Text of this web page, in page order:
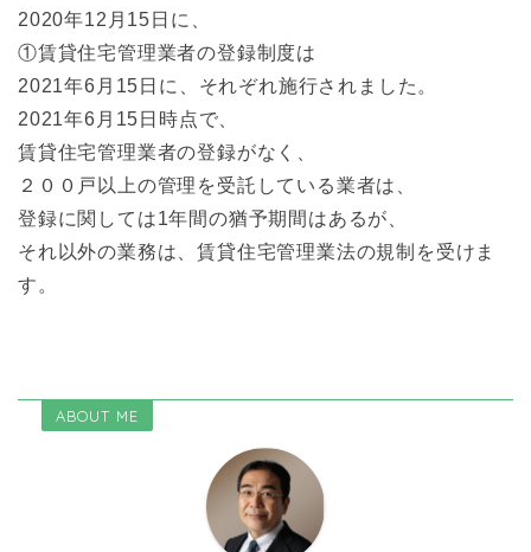
2020年12月15日に、
①賃貸住宅管理業者の登録制度は
2021年6月15日に、それぞれ施行されました。
2021年6月15日時点で、
賃貸住宅管理業者の登録がなく、
２００戸以上の管理を受託している業者は、
登録に関しては1年間の猶予期間はあるが、
それ以外の業務は、賃貸住宅管理業法の規制を受けま
す。
ABOUT ME